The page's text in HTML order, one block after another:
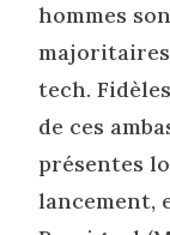
hommes
tech.
de ces
présentes
lancement,